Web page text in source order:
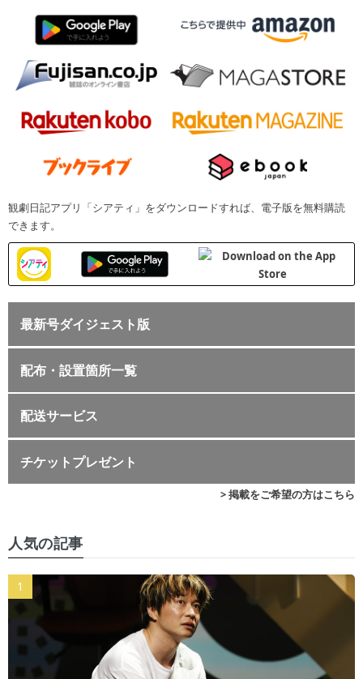
観劇日記アプリ「シアティ」をダウンロードすれば、電子版を無料購読
できます。
最新号ダイジェスト版
配布・設置箇所一覧
配送サービス
チケットプレゼント
> 掲載をご希望の方はこちら
人気の記事